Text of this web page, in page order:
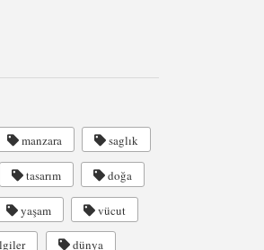
manzara saglık
tasarım doğa
yaşam vücut
dünya